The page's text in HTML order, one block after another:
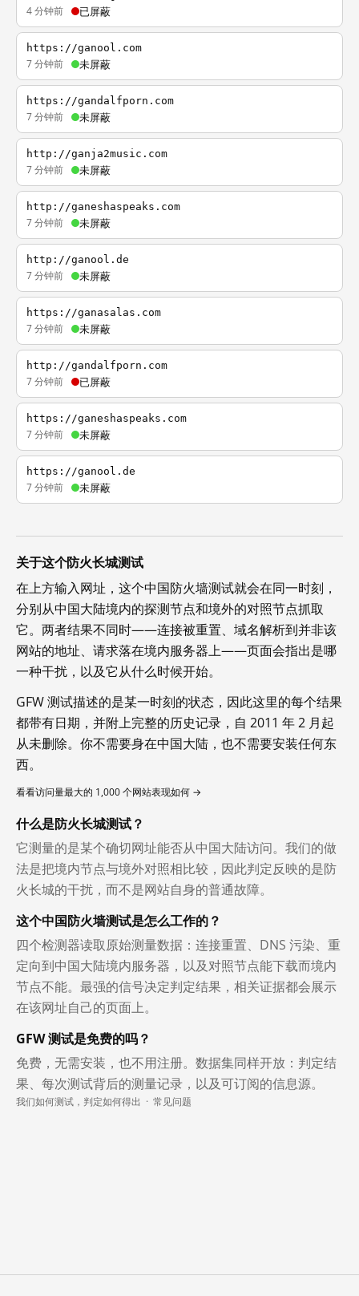
4 分钟前 已屏蔽
https://ganool.com
7 分钟前 未屏蔽
https://gandalfporn.com
7 分钟前 未屏蔽
http://ganja2music.com
7 分钟前 未屏蔽
http://ganeshaspeaks.com
7 分钟前 未屏蔽
http://ganool.de
7 分钟前 未屏蔽
https://ganasalas.com
7 分钟前 未屏蔽
http://gandalfporn.com
7 分钟前 已屏蔽
https://ganeshaspeaks.com
7 分钟前 未屏蔽
https://ganool.de
7 分钟前 未屏蔽
关于这个防火长城测试
在上方输入网址，这个中国防火墙测试就会在同一时刻，
分别从中国大陆境内的探测节点和境外的对照节点抓取
它。两者结果不同时——连接被重置、域名解析到并非该
网站的地址、请求落在境内服务器上——页面会指出是哪
一种干扰，以及它从什么时候开始。
GFW 测试描述的是某一时刻的状态，因此这里的每个结果
都带有日期，并附上完整的历史记录，自 2011 年 2 月起
从未删除。你不需要身在中国大陆，也不需要安装任何东
西。
看看访问量最大的 1,000 个网站表现如何 →
什么是防火长城测试？
它测量的是某个确切网址能否从中国大陆访问。我们的做
法是把境内节点与境外对照相比较，因此判定反映的是防
火长城的干扰，而不是网站自身的普通故障。
这个中国防火墙测试是怎么工作的？
四个检测器读取原始测量数据：连接重置、DNS 污染、重
定向到中国大陆境内服务器，以及对照节点能下载而境内
节点不能。最强的信号决定判定结果，相关证据都会展示
在该网址自己的页面上。
GFW 测试是免费的吗？
免费，无需安装，也不用注册。数据集同样开放：判定结
果、每次测试背后的测量记录，以及可订阅的信息源。
我们如何测试，判定如何得出 · 常见问题